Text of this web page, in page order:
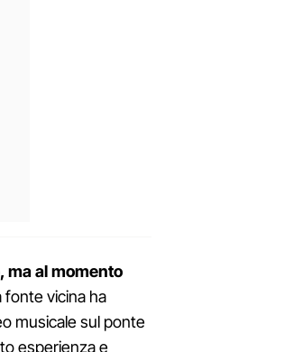
ma al momento
fonte vicina ha
musicale sul ponte
esperienza e